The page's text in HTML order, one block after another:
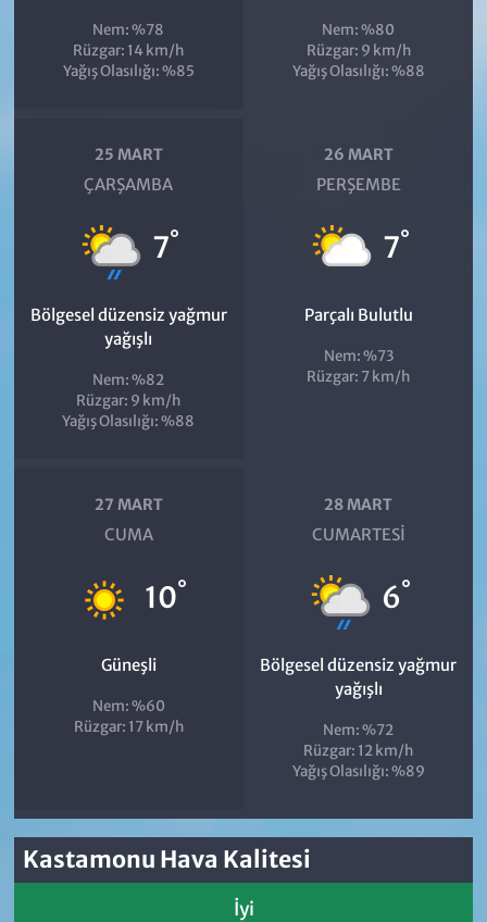
Nem: %78
Rüzgar: 14 km/h
Yağış Olasılığı: %85
Nem: %80
Rüzgar: 9 km/h
Yağış Olasılığı: %88
25 MART
ÇARŞAMBA
7°
Bölgesel düzensiz yağmur
yağışlı
Nem: %82
Rüzgar: 9 km/h
Yağış Olasılığı: %88
26 MART
PERŞEMBE
7°
Parçalı Bulutlu
Nem: %73
Rüzgar: 7 km/h
27 MART
CUMA
10°
Güneşli
Nem: %60
Rüzgar: 17 km/h
28 MART
CUMARTESI
6°
Bölgesel düzensiz yağmur
yağışlı
Nem: %72
Rüzgar: 12 km/h
Yağış Olasılığı: %89
Kastamonu Hava Kalitesi
İyi